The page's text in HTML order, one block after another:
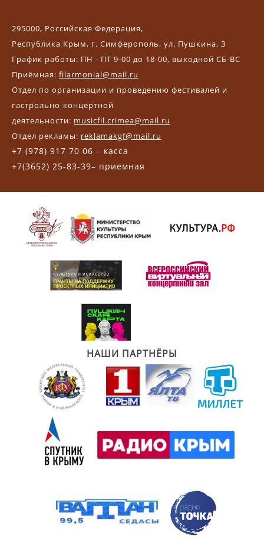
295000, Российская Федерация,
Республика Крым, г. Симферополь, ул. Пушкина, 3
График работы: ПН - ПТ 9-00 до 18-00, выходной СБ-ВС
Приёмная: filarmonial@mail.ru
Отдел по организации и проведению фестивалей и
гастрольно-концертной
деятельности: musicfil.crimea@mail.ru
Отдел рекламы: reklamakgf@mail.ru
+7 (978) 917 70 06 – касса
+7(3652) 25-83-39– приемная
НАШИ ПАРТНЁРЫ